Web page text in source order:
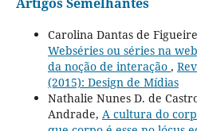
Carolina Dantas de
Webséries ou séries na
da noção de interação ,
(2015): Design de Mídias
Nathalie Nunes D. de
Andrade, A cultura do